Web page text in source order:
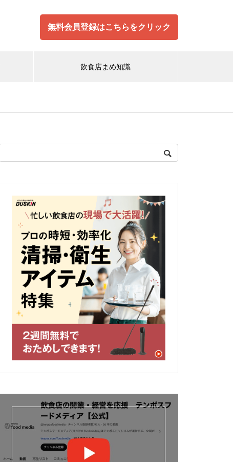
無料会員登録はこちらをクリック
飲食店まめ知識